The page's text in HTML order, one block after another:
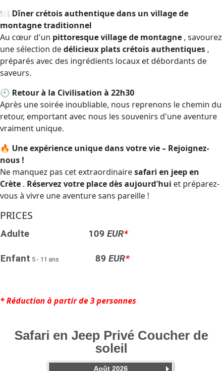
🍽 Dîner crétois authentique dans un village de
montagne traditionnel
Au cœur d'un pittoresque village de montagne , savourez
une sélection dedélicieux plats crétois authentiques ,
préparés avec des ingrédients locaux et débordants de
saveurs.
🕙 Retour à la Civilisation à 22h30
Après une soirée inoubliable, nous reprenons le chemin du
retour, emportant avec nous les souvenirs d'une aventure
vraiment unique.
🔥 Une expérience unique dans votre vie – Rejoignez-
nous !
Ne manquez pas cet extraordinairesafari en jeep en
Crète . Réservez votre place dès aujourd'hui et préparez-
vous à vivre une aventure sans pareille !
PRICES
Adulte 109 EUR*
Enfant 5 - 11 ans 89 EUR*
* Réduction à partir de 3 personnes